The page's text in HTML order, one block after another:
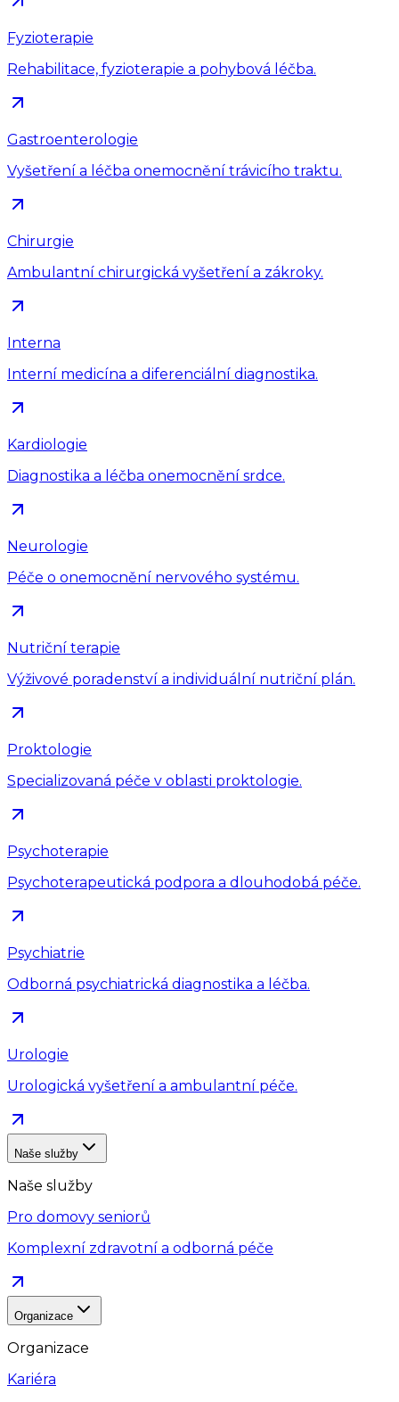
Fyzioterapie
Rehabilitace, fyzioterapie a pohybová léčba.
Gastroenterologie
Vyšetření a léčba onemocnění trávicího traktu.
Chirurgie
Ambulantní chirurgická vyšetření a zákroky.
Interna
Interní medicína a diferenciální diagnostika.
Kardiologie
Diagnostika a léčba onemocnění srdce.
Neurologie
Péče o onemocnění nervového systému.
Nutriční terapie
Výživové poradenství a individuální nutriční plán.
Proktologie
Specializovaná péče v oblasti proktologie.
Psychoterapie
Psychoterapeutická podpora a dlouhodobá péče.
Psychiatrie
Odborná psychiatrická diagnostika a léčba.
Urologie
Urologická vyšetření a ambulantní péče.
Naše služby
Naše služby
Pro domovy seniorů
Komplexní zdravotní a odborná péče
Organizace
Organizace
Kariéra